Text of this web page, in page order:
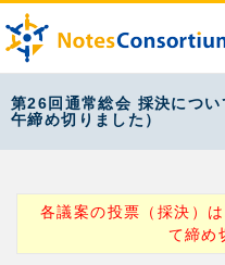
第26回通常総会 採決につ
午締め切りました）
各議案の投票（採決）
て締め